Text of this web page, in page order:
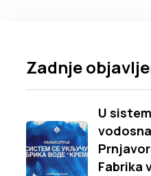
Zadnje
U sistem
Fabrika